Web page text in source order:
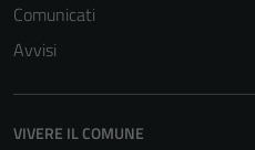
Comunicati
Avvisi
VIVERE IL COMUNE